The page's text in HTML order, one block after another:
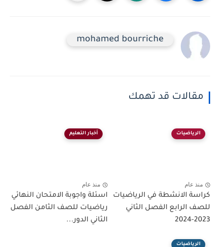
mohamed bourriche
مقالات قد تهمك
الرياضيات
منذ عام
كراسة الانشطة في الرياضيات
للصف الرابع الفصل الثاني
2023-2024
أخبار التعليم
منذ عام
اسئلة واجوبة الامتحان النهائي
رياضيات للصف الثامن الفصل
الثاني الدور...
الرياضيات